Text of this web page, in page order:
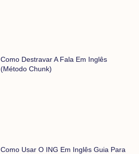
Como Destravar A Fala Em Inglês
(método Chunk)
Como Usar O ING Em Inglês Guia Para